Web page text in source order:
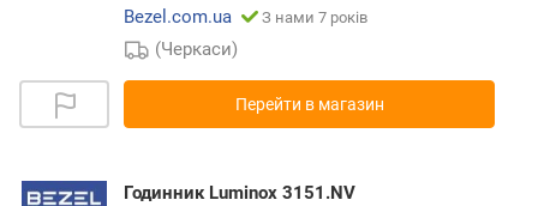
Bezel.com.ua
З нами 7 років
(Черкаси)
Перейти в магазин
Годинник Luminox 3151.NV